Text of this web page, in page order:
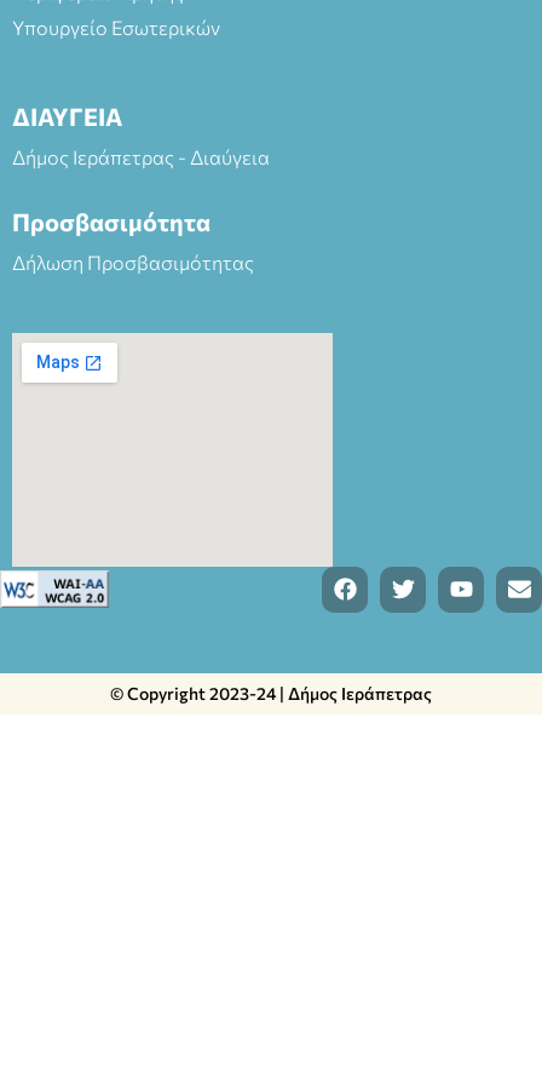
Υπουργείο Εσωτερικών
ΔΙΑΥΓΕΙΑ
Δήμος Ιεράπετρας - Διαύγεια
Προσβασιμότητα
Δήλωση Προσβασιμότητας
© Copyright 2023-24 | Δήμος Ιεράπετρας